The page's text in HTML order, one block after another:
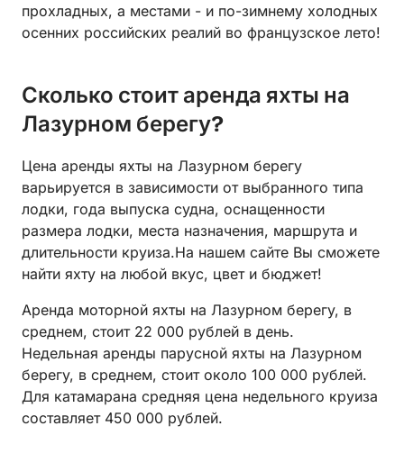
прохладных, а местами - и по-зимнему холодных
осенних российских реалий во французское лето!
Сколько стоит аренда яхты на
Лазурном берегу?
Цена аренды яхты на Лазурном берегу
варьируется в зависимости от выбранного типа
лодки, года выпуска судна, оснащенности
размера лодки, места назначения, маршрута и
длительности круиза.На нашем сайте Вы сможете
найти яхту на любой вкус, цвет и бюджет!
Аренда моторной яхты на Лазурном берегу, в
среднем, стоит 22 000 рублей в день.
Недельная аренды парусной яхты на Лазурном
берегу, в среднем, стоит около 100 000 рублей.
Для катамарана средняя цена недельного круиза
составляет 450 000 рублей.